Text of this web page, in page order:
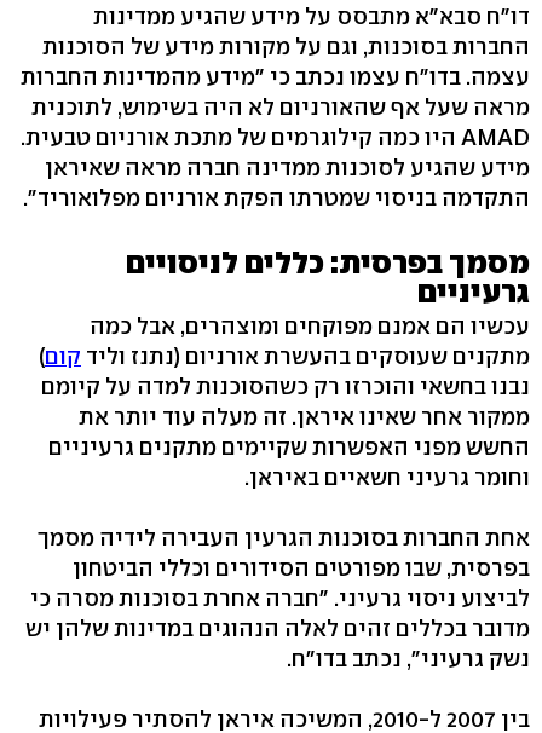
דו"ח סבא"א מתבסס על מידע שהגיע ממדינות
החברות בסוכנות, וגם על מקורות מידע של הסוכנות
עצמה. בדו"ח עצמו נכתב כי "מידע מהמדינות החברות
מראה שעל אף שהאורניום לא היה בשימוש, לתוכנית
AMAD היו כמה קילוגרמים של מתכת אורניום טבעית.
מידע שהגיע לסוכנות ממדינה חברה מראה שאיראן
התקדמה בניסוי שמטרתו הפקת אורניום מפלואוריד".
מסמך בפרסית: כללים לניסויים
גרעיניים
עכשיו הם אמנם מפוקחים ומוצהרים, אבל כמה
מתקנים שעוסקים בהעשרת אורניום (נתנז וליד קום)
נבנו בחשאי והוכרזו רק כשהסוכנות למדה על קיומם
ממקור אחר שאינו איראן. זה מעלה עוד יותר את
החשש מפני האפשרות שקיימים מתקנים גרעיניים
וחומר גרעיני חשאיים באיראן.
אחת החברות בסוכנות הגרעין העבירה לידיה מסמך
בפרסית, שבו מפורטים הסידורים וכללי הביטחון
לביצוע ניסוי גרעיני. "חברה אחרת בסוכנות מסרה כי
מדובר בכללים זהים לאלה הנהוגים במדינות שלהן יש
נשק גרעיני", נכתב בדו"ח.
בין 2007 ל-2010, המשיכה איראן להסתיר פעילויות